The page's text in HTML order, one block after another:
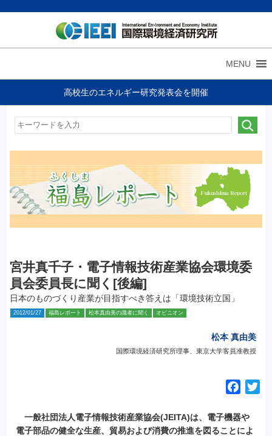
MENU
高校生のエネルギー研究発表会を開催
宮井真千子・電子情報技術産業協会環境委
員会委員長に聞く[後編]
日本のものづくり産業が目指すべき答えは「環境技術立国」
2012/01/27 福島レポート 松本真由美の識者に聞く オピニオン
松本 真由美
国際環境経済研究所理事、東京大学客員准教授
c
e
一般社団法人電子情報技術産業協会(JEITA)は、電子機器や
電子部品の健全な生産、貿易および消費の推進を図ることによ